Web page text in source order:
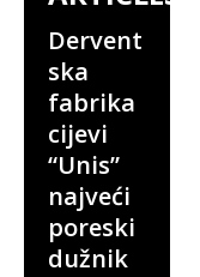
Dervent
ska
fabrika
cijevi
“Unis”
najveći
poreski
dužnik